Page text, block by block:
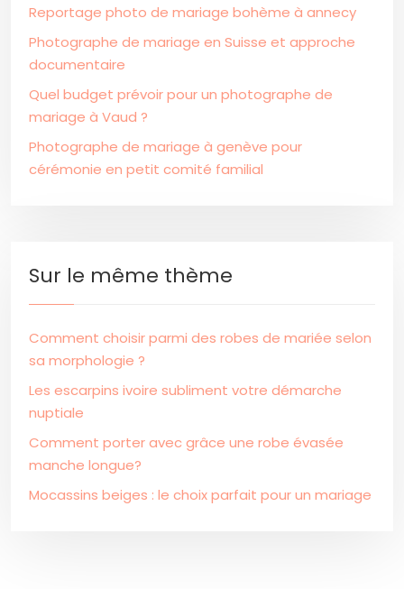
Reportage photo de mariage bohème à annecy
Photographe de mariage en Suisse et approche
documentaire
Quel budget prévoir pour un photographe de
mariage à Vaud ?
Photographe de mariage à genève pour
cérémonie en petit comité familial
Sur le même thème
Comment choisir parmi des robes de mariée selon
sa morphologie ?
Les escarpins ivoire subliment votre démarche
nuptiale
Comment porter avec grâce une robe évasée
manche longue?
Mocassins beiges : le choix parfait pour un mariage